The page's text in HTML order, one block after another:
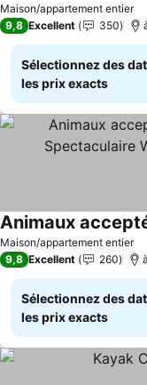
Maison/appartement entier
9,8 Excellent 350
Sélectionnez des
les prix exacts
Maison/appartement entier
9,8 Excellent 260
Sélectionnez des
les prix exacts